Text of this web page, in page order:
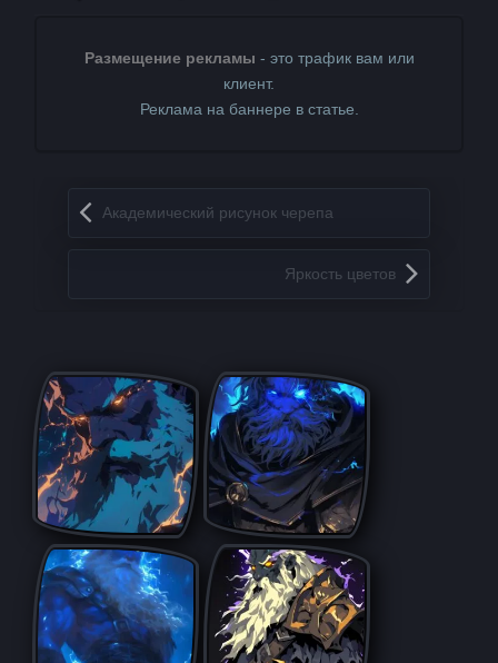
Размещение рекламы - это трафик вам или
клиент.
Реклама на баннере в статье.
Запись навигация
Академический рисунок черепа
Яркость цветов